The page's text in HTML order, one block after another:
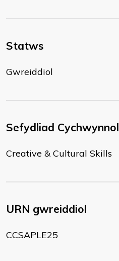
Statws
Gwreiddiol
Sefydliad Cychwynnol
Creative & Cultural Skills
URN gwreiddiol
CCSAPLE25